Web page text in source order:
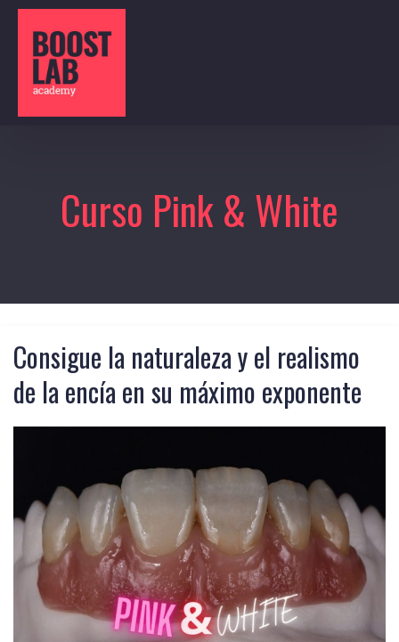
Curso Pink & White
Consigue la naturaleza y el realismo
de la encía en su máximo exponente